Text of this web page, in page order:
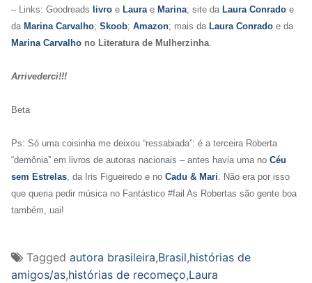
– Links: Goodreads livro e Laurae Marina; site da Laura Conrado e
da Marina Carvalho; Skoob; Amazon; mais da Laura Conrado e da
Marina Carvalho no Literatura de Mulherzinha.
Arrivederci!!!
Beta
Ps: Só uma coisinha me deixou “ressabiada”: é a terceira Roberta
“demônia” em livros de autoras nacionais – antes havia uma no Céu
sem Estrelas, da Iris Figueiredo e no Cadu & Mari. Não era por isso
que queria pedir música no Fantástico #fail As Robertas são gente boa
também, uai!
Tagged autora brasileira,Brasil,histórias de
amigos/as,histórias de recomeço,Laura